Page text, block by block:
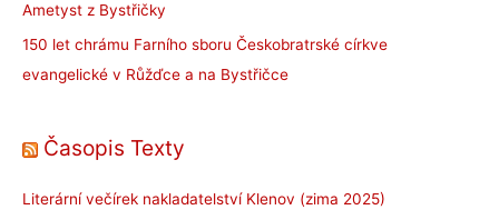
Ametyst z Bystřičky
150 let chrámu Farního sboru Českobratrské církve
evangelické v Růžďce a na Bystřičce
Časopis Texty
Literární večírek nakladatelství Klenov (zima 2025)